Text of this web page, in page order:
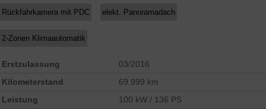
Rückfahrkamera mit PDC elekt. Panoramadach
2-Zonen Klimaautomatik
Erstzulassung
03/2016
Kilometerstand
69.999 km
Leistung
100 kW / 136 PS